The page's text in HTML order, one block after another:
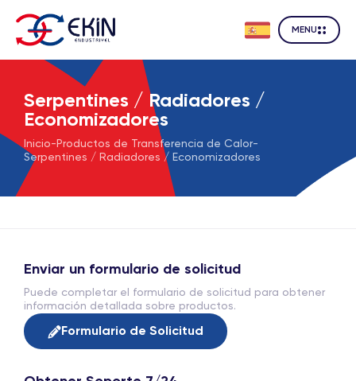
MENU
Serpentines / Radiadores /
Economizadores
Inicio- Productos de Transferencia de Calor-
Serpentines / Radiadores / Economizadores
Enviar un formulario de solicitud
Puede completar el formulario de solicitud para obtener
información detallada sobre productos.
Formulario de Solicitud